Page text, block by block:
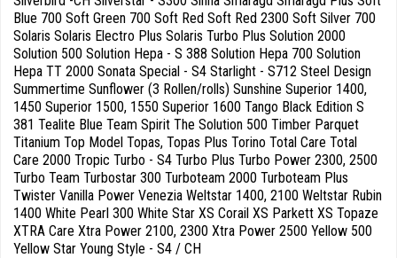
Blue 700 Soft Green 700 Soft Red Soft Red 2300 Soft Silver 700
Solaris Solaris Electro Plus Solaris Turbo Plus Solution 2000
Solution 500 Solution Hepa - S 388 Solution Hepa 700 Solution
Hepa TT 2000 Sonata Special - S4 Starlight - S712 Steel Design
Summertime Sunflower (3 Rollen/rolls) Sunshine Superior 1400,
1450 Superior 1500, 1550 Superior 1600 Tango Black Edition S
381 Tealite Blue Team Spirit The Solution 500 Timber Parquet
Titanium Top Model Topas, Topas Plus Torino Total Care Total
Care 2000 Tropic Turbo - S4 Turbo Plus Turbo Power 2300, 2500
Turbo Team Turbostar 300 Turboteam 2000 Turboteam Plus
Twister Vanilla Power Venezia Weltstar 1400, 2100 Weltstar Rubin
1400 White Pearl 300 White Star XS Corail XS Parkett XS Topaze
XTRA Care Xtra Power 2100, 2300 Xtra Power 2500 Yellow 500
Yellow Star Young Style - S4 / CH